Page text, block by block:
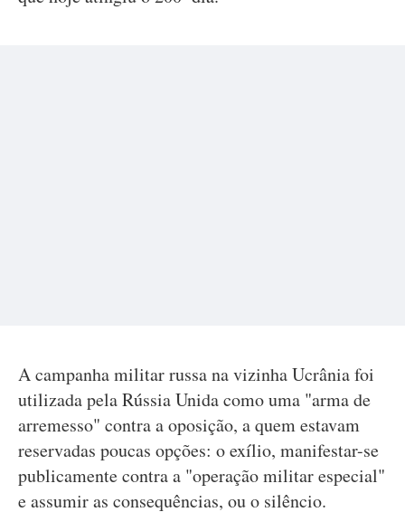
A campanha militar russa na vizinha Ucrânia foi
utilizada pela Rússia Unida como uma "arma de
arremesso" contra a oposição, a quem estavam
reservadas poucas opções: o exílio, manifestar-se
publicamente contra a "operação militar especial"
e assumir as consequências, ou o silêncio.